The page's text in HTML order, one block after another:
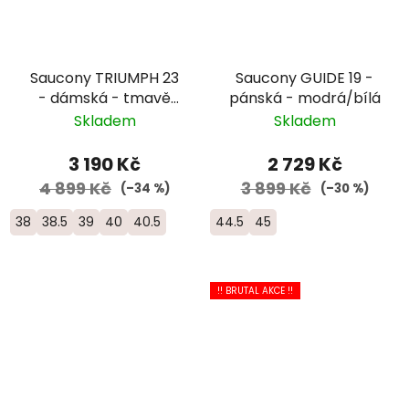
Saucony TRIUMPH 23
- dámská - tmavě
modrá/růžová/bílá
Skladem
3 190 Kč
4 899 Kč (–34 %)
38 38.5 39 40 40.5
Saucony GUIDE 19 -
pánská - modrá/bílá
Skladem
2 729 Kč
3 899 Kč (–30 %)
44.5 45
!! BRUTAL AKCE !!